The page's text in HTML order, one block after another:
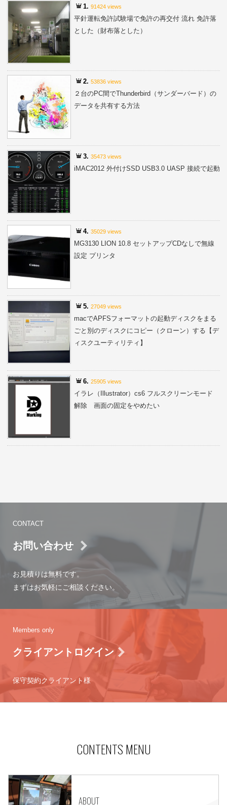
1.91424 views
平針運転免許試験場で免許の再交付 流れ 免許落
とした（財布落とした）
2.53836 views
２台のPC間でThunderbird（サンダーバード）の
データを共有する方法
3.35473 views
iMAC2012 外付けSSD USB3.0 UASP 接続で起動
4.35029 views
MG3130 LION 10.8 セットアップCDなしで無線
設定 プリンタ
5.27049 views
macでAPFSフォーマットの起動ディスクをまる
ごと別のディスクにコピー（クローン）する【デ
ィスクユーティリティ】
6.25905 views
イラレ（Illustrator）cs6 フルスクリーンモード
解除 画面の固定をやめたい
CONTACT
お問い合わせ
お見積りは無料です。
まずはお気軽にご相談ください。
Members only
クライアントログイン
保守契約クライアント様
CONTENTS MENU
ABOUT